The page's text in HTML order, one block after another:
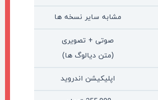
مشابه سایر نسخه ها
صوتی + تصویری
(متن دیالوگ ها)
اپلیکیشن اندروید